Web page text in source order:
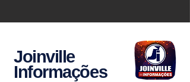
Joinville
Informações